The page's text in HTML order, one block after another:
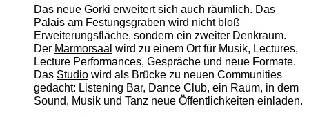
Das neue Gorki erweitert sich auch räumlich. Das
Palais am Festungsgraben wird nicht bloß
Erweiterungsfläche, sondern ein zweiter Denkraum.
Der Marmorsaal wird zu einem Ort für Musik, Lectures,
Lecture Performances, Gespräche und neue Formate.
Das Studiowird als Brücke zu neuen Communities
gedacht: Listening Bar, Dance Club, ein Raum, in dem
Sound, Musik und Tanz neue Öffentlichkeiten einladen.